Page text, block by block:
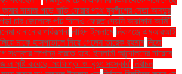
নামাজ পড়ে বাড়ি ফেরার পথে যুবলীগের নেতা আবদুর
চার জেলেকে পাঁচ দিনেও ফেরত দেয়নি আরাকান আর্মি"
বানানোর পরিকল্পনা নাহিদ ইসলামে নিকগঞ্জে এমআরআই
মাকে হাসপাতালে নিয়ে গেলেন তারেক রহমান নিজে
সংস্কার সম্পন্ন করতে হবে: ইসলামী আন্দোলনের নায়েবে
সৃষ্টি করেছে 'সংক্ষিপ্ত' ও 'বৃহৎ সংস্কার' নির্বাচন